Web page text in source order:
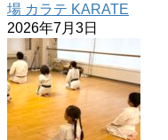
場 カラテ KARATE
2026年7月3日